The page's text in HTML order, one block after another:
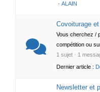
· ALAIN
Covoiturage
Vous cherchez /
compétition ou
1 sujet · 1
Dernier article :
Newsletter et